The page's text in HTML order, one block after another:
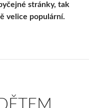
stránky, tak
velice populární.